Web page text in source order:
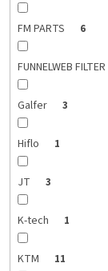
FM PARTS 6
FUNNELWEB FILTER
Galfer 3
Hiflo 1
JT 3
K-tech 1
KTM 11